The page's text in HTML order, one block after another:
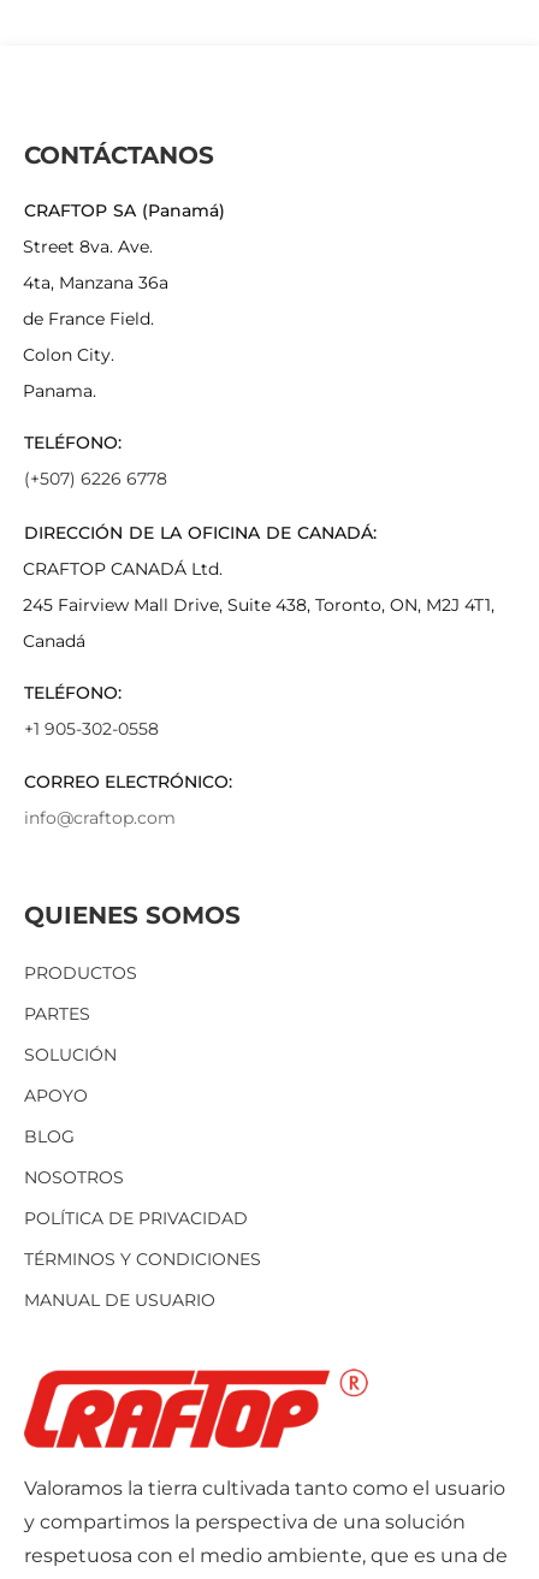
Valoramos la tierra cultivada tanto como el usuario
y compartimos la perspectiva de una solución
respetuosa con el medio ambiente, que es una de
QUIENES SOMOS
PRODUCTOS
PARTES
SOLUCIÓN
APOYO
BLOG
NOSOTROS
POLÍTICA DE PRIVACIDAD
TÉRMINOS Y CONDICIONES
MANUAL DE USUARIO
CONTÁCTANOS
CRAFTOP SA (Panamá)
Street 8va. Ave.
4ta, Manzana 36a
de France Field.
Colon City.
Panama.
TELÉFONO:
(+507) 6226 6778
DIRECCIÓN DE LA OFICINA DE CANADÁ:
CRAFTOP CANADÁ Ltd.
245 Fairview Mall Drive, Suite 438, Toronto, ON, M2J 4T1,
Canadá
TELÉFONO:
+1 905-302-0558
CORREO ELECTRÓNICO:
info@craftop.com